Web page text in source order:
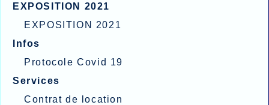
EXPOSITION 2021
EXPOSITION 2021
Infos
Protocole Covid 19
Services
Contrat de location